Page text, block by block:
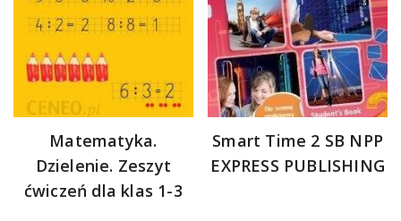
Matematyka.
Dzielenie. Zeszyt
ćwiczeń dla klas 1-3
Smart Time 2 SB NPP
EXPRESS PUBLISHING